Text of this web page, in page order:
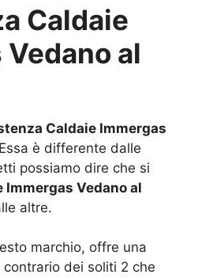
Caldaie
al
Caldaie Immergas
è differente dalle
possiamo dire che si
Vedano al
altre.
marchio, offre una
dei soliti 2 che